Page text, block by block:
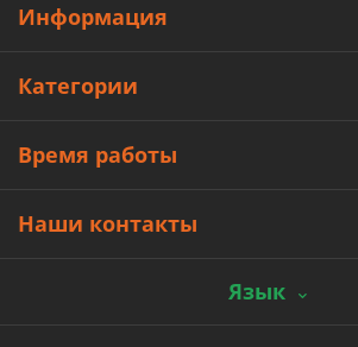
Информация
Категории
Время работы
Наши контакты
Язык